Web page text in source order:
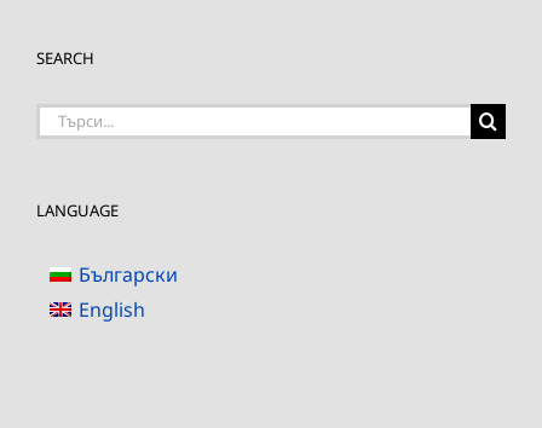
SEARCH
Търсене
LANGUAGE
Български
English